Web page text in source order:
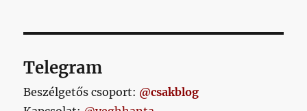
Telegram
Beszélgetős csoport: @csakblog